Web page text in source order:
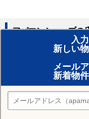
入
新しい
メール
新着物
アパマンショップの
賃貸のプロがお部屋探し！
おまかせ物件リクエスト
住みたい街の店舗を探す
店舗検索